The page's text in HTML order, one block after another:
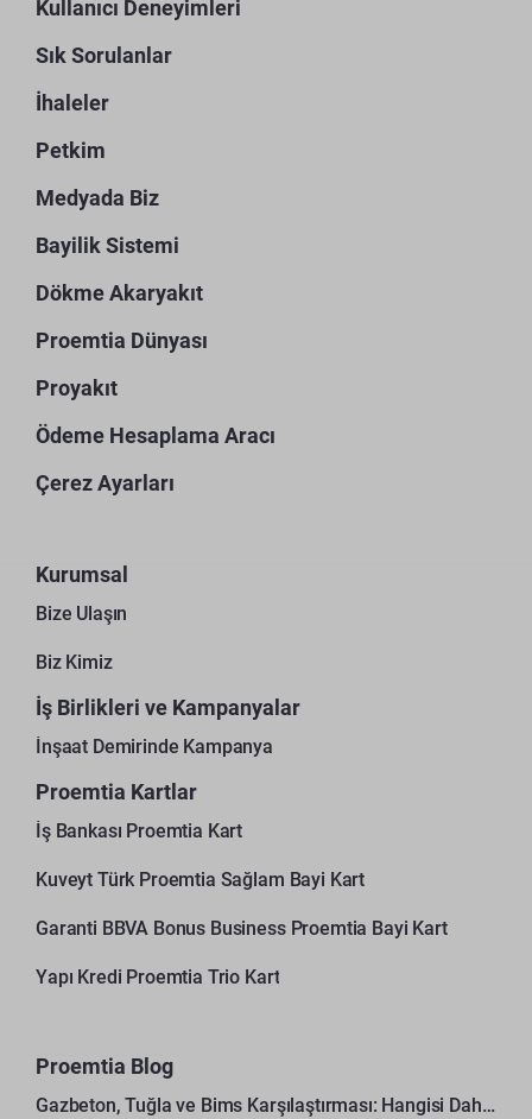
Kullanıcı Deneyimleri
Sık Sorulanlar
İhaleler
Petkim
Medyada Biz
Bayilik Sistemi
Dökme Akaryakıt
Proemtia Dünyası
Proyakıt
Ödeme Hesaplama Aracı
Çerez Ayarları
Kurumsal
Bize Ulaşın
Biz Kimiz
İş Birlikleri ve Kampanyalar
İnşaat Demirinde Kampanya
Proemtia Kartlar
İş Bankası Proemtia Kart
Kuveyt Türk Proemtia Sağlam Bayi Kart
Garanti BBVA Bonus Business Proemtia Bayi Kart
Yapı Kredi Proemtia Trio Kart
Proemtia Blog
Gazbeton, Tuğla ve Bims Karşılaştırması: Hangisi Daha Avantajlı?